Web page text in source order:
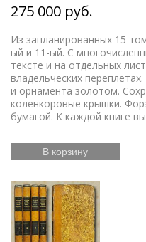
275 000 руб.
Из запланированных 15
ый и 11-ый. С
тексте и на отдельных
владельческих
и орнамента золотом.
коленкоровые крышки.
бумагой. К каждой книге
В корзину